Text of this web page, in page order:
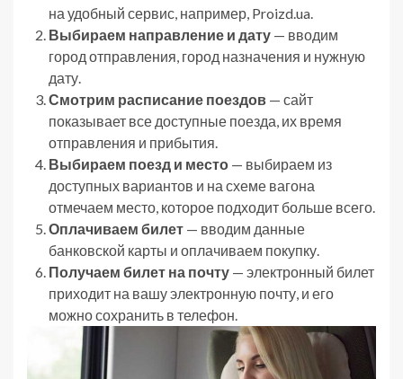
на удобный сервис, например, Proizd.ua.
Выбираем направление и дату — вводим
город отправления, город назначения и нужную
дату.
Смотрим расписание поездов — сайт
показывает все доступные поезда, их время
отправления и прибытия.
Выбираем поезд и место — выбираем из
доступных вариантов и на схеме вагона
отмечаем место, которое подходит больше всего.
Оплачиваем билет — вводим данные
банковской карты и оплачиваем покупку.
Получаем билет на почту — электронный билет
приходит на вашу электронную почту, и его
можно сохранить в телефон.